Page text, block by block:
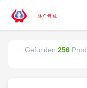
Gefunden 256